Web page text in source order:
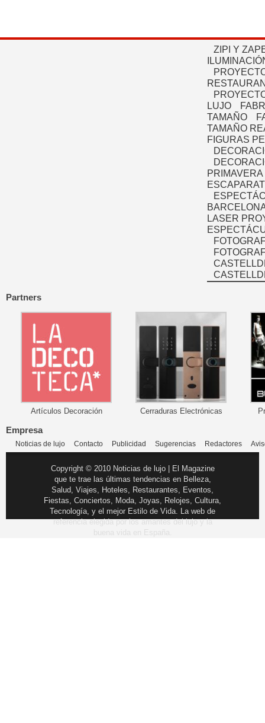
ZIPI Y
LUJO
TAMAÑO
TAMAÑO
FIGURAS
PRIMAVERA
LASER
Partners
Artículos Decoración Cerraduras Electrónicas
Empresa
Noticias de lujo Contacto Publicidad Sugerencias Redactores
Copyright © 2010 Noticias de lujo | El Magazine
que te trae las últimas tendencias en Belleza,
Salud, Viajes, Hoteles, Restaurantes, Eventos,
Fiestas, Conciertos, Moda, Joyas, Relojes, Cultura,
Tecnología, y el mejor Estilo de Vida. La web de
referencia elegida por los amantes del lujo y la